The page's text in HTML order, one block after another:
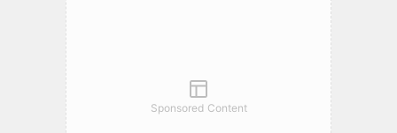
Sponsored Content